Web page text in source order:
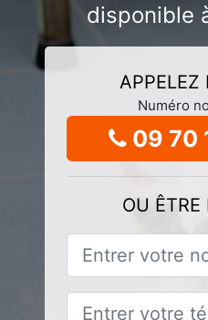
disponible
APPELEZ
Numéro
09 70
OU ÊTRE